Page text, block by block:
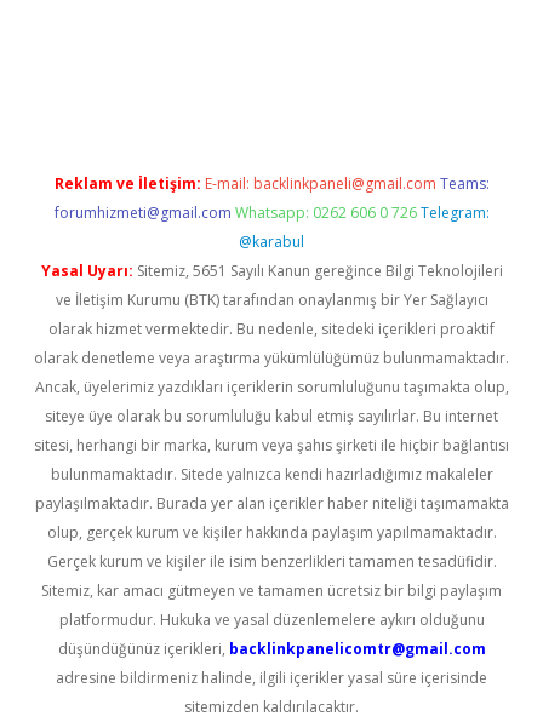
Reklam ve İletişim: E-mail: backlinkpaneli@gmail.com Teams:
forumhizmeti@gmail.com Whatsapp: 0262 606 0 726 Telegram:
@karabul
Yasal Uyarı: Sitemiz, 5651 Sayılı Kanun gereğince Bilgi Teknolojileri
ve İletişim Kurumu (BTK) tarafından onaylanmış bir Yer Sağlayıcı
olarak hizmet vermektedir. Bu nedenle, sitedeki içerikleri proaktif
olarak denetleme veya araştırma yükümlülüğümüz bulunmamaktadır.
Ancak, üyelerimiz yazdıkları içeriklerin sorumluluğunu taşımakta olup,
siteye üye olarak bu sorumluluğu kabul etmiş sayılırlar. Bu internet
sitesi, herhangi bir marka, kurum veya şahıs şirketi ile hiçbir bağlantısı
bulunmamaktadır. Sitede yalnızca kendi hazırladığımız makaleler
paylaşılmaktadır. Burada yer alan içerikler haber niteliği taşımamakta
olup, gerçek kurum ve kişiler hakkında paylaşım yapılmamaktadır.
Gerçek kurum ve kişiler ile isim benzerlikleri tamamen tesadüfidir.
Sitemiz, kar amacı gütmeyen ve tamamen ücretsiz bir bilgi paylaşım
platformudur. Hukuka ve yasal düzenlemelere aykırı olduğunu
düşündüğünüz içerikleri, backlinkpanelicomtr@gmail.com
adresine bildirmeniz halinde, ilgili içerikler yasal süre içerisinde
sitemizden kaldırılacaktır.